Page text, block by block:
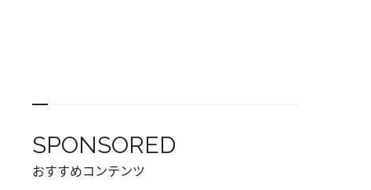
SPONSORED
おすすめコンテンツ